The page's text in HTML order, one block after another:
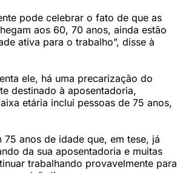
pode celebrar o fato de que as
aos 60, 70 anos, ainda estão
ativa para o trabalho”, disse à
ele, há uma precarização do
destinado à aposentadoria,
etária inclui pessoas de 75 anos,
75 anos de idade que, em tese, já
da sua aposentadoria e muitas
trabalhando provavelmente para